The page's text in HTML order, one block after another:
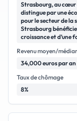
Strasbourg, au
distingue par une
pour le secteur de la
Strasbourg
croissance et d’une
Revenu moyen/
34,000 euros par an
Taux de chômage
8%